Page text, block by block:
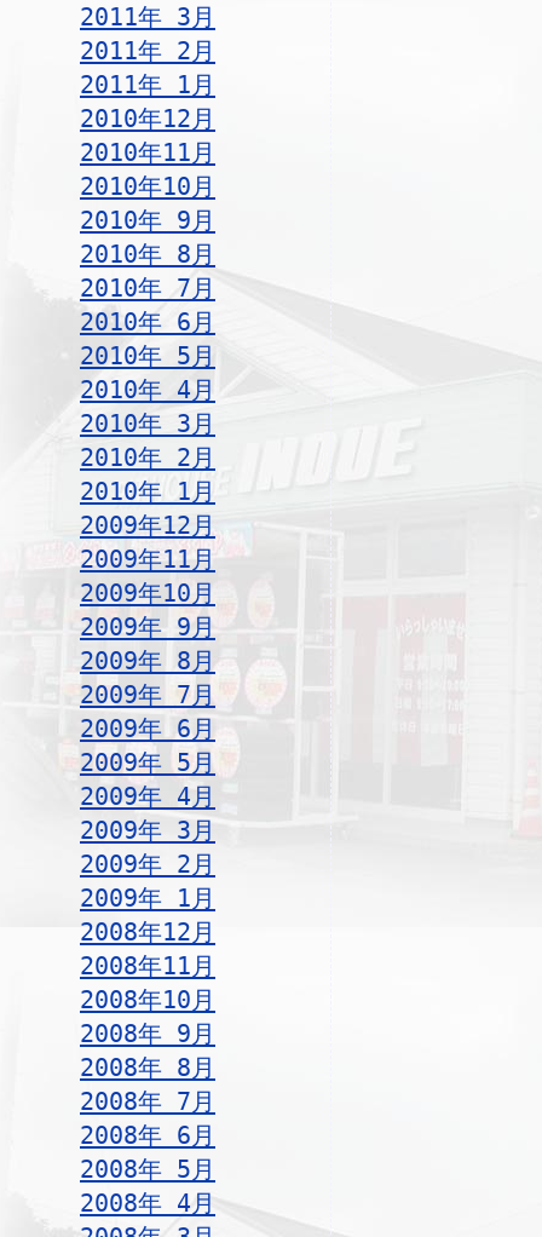
2011年 3月
2011年 2月
2011年 1月
2010年12月
2010年11月
2010年10月
2010年 9月
2010年 8月
2010年 7月
2010年 6月
2010年 5月
2010年 4月
2010年 3月
2010年 2月
2010年 1月
2009年12月
2009年11月
2009年10月
2009年 9月
2009年 8月
2009年 7月
2009年 6月
2009年 5月
2009年 4月
2009年 3月
2009年 2月
2009年 1月
2008年12月
2008年11月
2008年10月
2008年 9月
2008年 8月
2008年 7月
2008年 6月
2008年 5月
2008年 4月